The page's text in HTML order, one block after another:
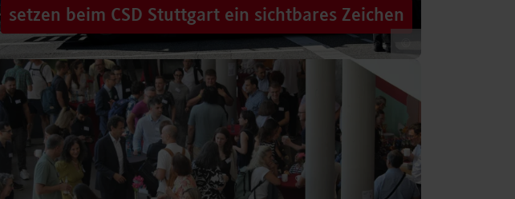
setzen beim CSD Stuttgart ein sichtbares Zeichen
Hunderttausende Menschen säumten am Samstag die Straßen der
Stuttgarter Innenstadt. Mitten im farbenfrohen Zug: ein eigener DHBW-
Truck, eine große…
Beitrag lesen